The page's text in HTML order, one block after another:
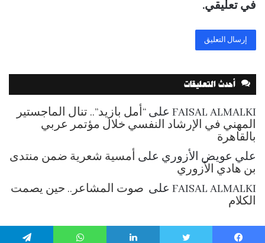
في تعليقي.
أحدث التعليقات
FAISAL ALMALKI على “أمل بازيد”.. تنال الماجستير
المهني في الإرشاد النفسي خلال مؤتمر عربي
بالقاهرة
علي عويض الأزوري على أمسية شعرية ضمن منتدى
بن هادي الأزوري
FAISAL ALMALKI على صوت المشاعر.. حين يصمت
الكلام